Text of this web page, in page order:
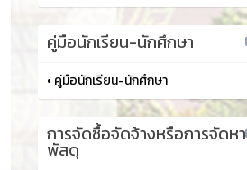
คู่มือนักเรียน-นักศึกษา
• คู่มือนักเรียน-นักศึกษา
การจัดซื้อจัดจ้างหรือการจัดหา
พัสดุ